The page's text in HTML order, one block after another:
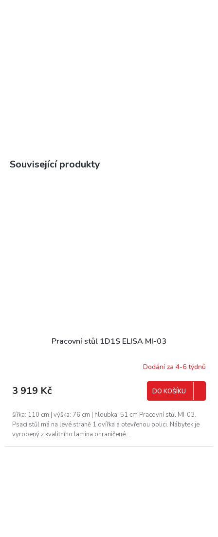
Související produkty
Pracovní stůl 1D1S ELISA MI-03
Dodání za 4-6 týdnů
3 919 Kč DO KOŠÍKU
šířka: 110 cm | výška: 76 cm | hloubka: 51 cm Pracovní stůl MI-03.
Psací stůl má na levé straně 1 dvířka a otevřenou polici. Nábytek je
vyrobený z kvalitního lamina ohraničené...